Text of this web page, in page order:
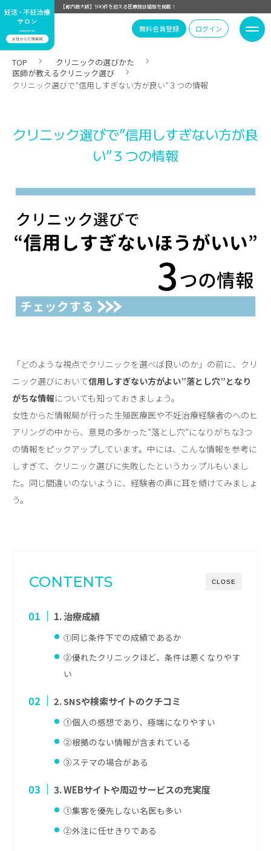
【都内最大級】590件を超える医療施設情報を掲載！
無料会員登録 ログイン
TOP
クリニックの選びかた
医師が教えるクリニック選び
クリニック選びで”信用しすぎない方が良い”３つの情報
クリニック選びで”信用しすぎない方が良
い”３つの情報
「どのような視点でクリニックを選べば良いのか」の前に、クリ
ニック選びにおいて信用しすぎない方がよい”落とし穴”となり
がちな情報についても知っておきましょう。
女性からだ情報局が行った生殖医療医や不妊治療経験者のへのヒ
アリングの中から、意見の多かった”落とし穴”になりがちな3つ
の情報をピックアップしています。中には、こんな情報を参考に
しすぎて、クリニック選びに失敗したというカップルもいまし
た。同じ間違いのないように、経験者の声に耳を傾けてみましょ
う。
CLOSE
CONTENTS
1. 治療成績
①同じ条件下での成績であるか
②優れたクリニックほど、条件は悪くなりやす
い
2. SNSや検索サイトのクチコミ
①個人の感想であり、極端になりやすい
②根拠のない情報が含まれている
③ステマの場合がある
3. WEBサイトや周辺サービスの充実度
①集客を優先しない名医も多い
②外注に任せきりである